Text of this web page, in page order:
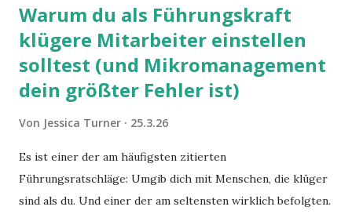
Warum du als Führungskraft
klügere Mitarbeiter einstellen
solltest (und Mikromanagement
dein größter Fehler ist)
Von Jessica Turner 25.3.26
Es ist einer der am häufigsten zitierten
Führungsratschläge: Umgib dich mit Menschen, die klüger
sind als du. Und einer der am seltensten wirklich befolgten.